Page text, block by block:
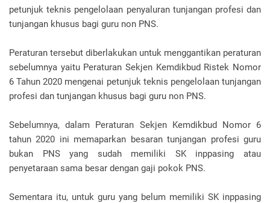
petunjuk teknis pengelolaan penyaluran tunjangan profesi dan
tunjangan khusus bagi guru non PNS.
Peraturan tersebut diberlakukan untuk menggantikan peraturan
sebelumnya yaitu Peraturan Sekjen Kemdikbud Ristek Nomor
6 Tahun 2020 mengenai petunjuk teknis pengelolaan tunjangan
profesi dan tunjangan khusus bagi guru non PNS.
Sebelumnya, dalam Peraturan Sekjen Kemdikbud Nomor 6
tahun 2020 ini memaparkan besaran tunjangan profesi guru
bukan PNS yang sudah memiliki SK inppasing atau
penyetaraan sama besar dengan gaji pokok PNS.
Sementara itu, untuk guru yang belum memiliki SK inppasing